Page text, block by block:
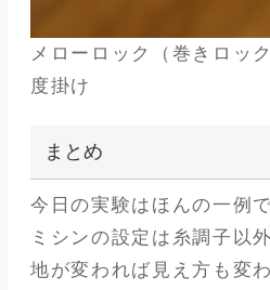
メローロック（巻きロッ
度掛け
まとめ
今日の実験はほんの一例で
ミシンの設定は糸調子以
地が変われば見え方も変